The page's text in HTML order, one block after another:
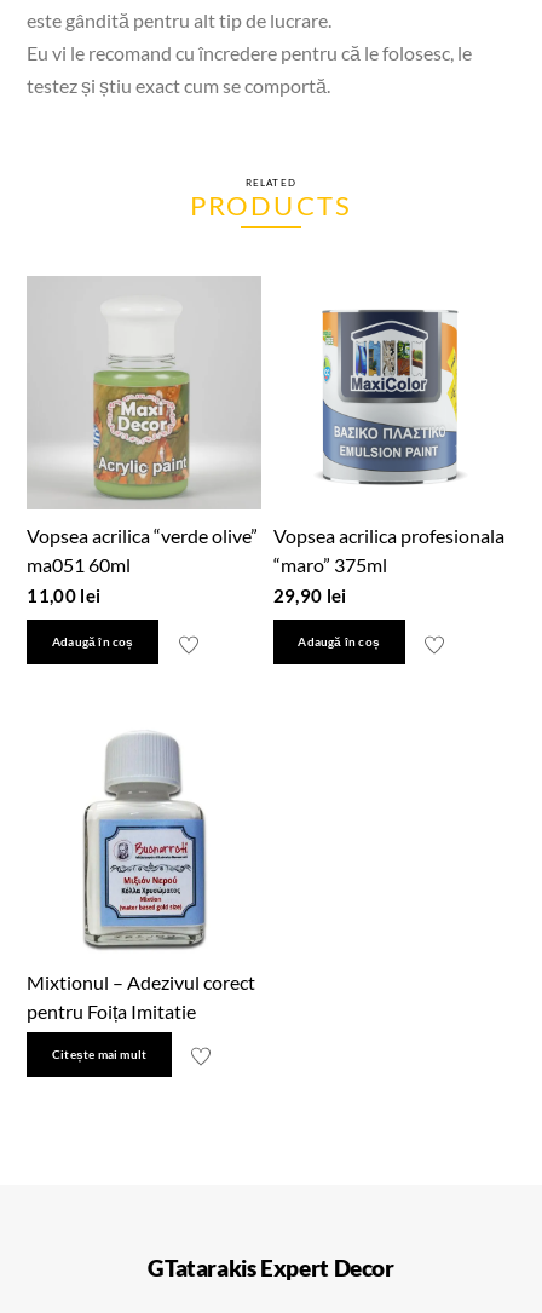
este gândită pentru alt tip de lucrare.
Eu vi le recomand cu încredere pentru că le folosesc, le
testez și știu exact cum se comportă.
RELATED
PRODUCTS
Vopsea acrilica “verde olive”
ma051 60ml
11,00 lei
Adaugă în coș
Vopsea acrilica profesionala
“maro” 375ml
29,90 lei
Adaugă în coș
Mixtionul – Adezivul corect
pentru Foița Imitatie
Citește mai mult
GTatarakis Expert Decor